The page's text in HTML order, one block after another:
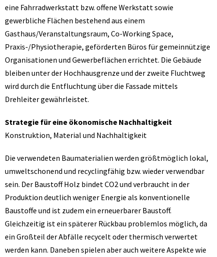
eine Fahrradwerkstatt bzw. offene Werkstatt sowie
gewerbliche Flächen bestehend aus einem
Gasthaus/Veranstaltungsraum, Co-Working Space,
Praxis-/Physiotherapie, geförderten Büros für gemeinnützige
Organisationen und Gewerbeflächen errichtet. Die Gebäude
bleiben unter der Hochhausgrenze und der zweite Fluchtweg
wird durch die Entfluchtung über die Fassade mittels
Drehleiter gewährleistet.
Strategie für eine ökonomische Nachhaltigkeit
Konstruktion, Material und Nachhaltigkeit
Die verwendeten Baumaterialien werden größtmöglich lokal,
umweltschonend und recyclingfähig bzw. wieder verwendbar
sein. Der Baustoff Holz bindet CO2 und verbraucht in der
Produktion deutlich weniger Energie als konventionelle
Baustoffe und ist zudem ein erneuerbarer Baustoff.
Gleichzeitig ist ein späterer Rückbau problemlos möglich, da
ein Großteil der Abfälle recycelt oder thermisch verwertet
werden kann. Daneben spielen aber auch weitere Aspekte wie